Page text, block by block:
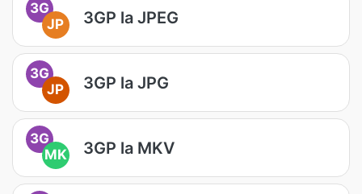
3G
JP
3GP la JPEG
3G
JP
3GP la JPG
3G
MK
3GP la MKV